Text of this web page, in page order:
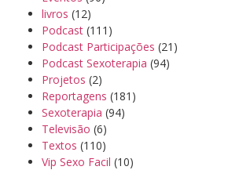
livros (12)
Podcast (111)
Podcast Participações (21)
Podcast Sexoterapia (94)
Projetos (2)
Reportagens (181)
Sexoterapia (94)
Televisão (6)
Textos (110)
Vip Sexo Facil (10)